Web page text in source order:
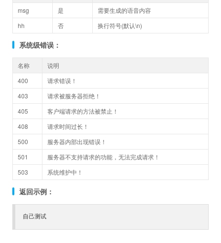
msg
是
需要生成的语音内容
hh
否 换行符号(默认\n)
系统级错误：
名称
说明
400
请求错误！
403
请求被服务器拒绝！
405
客户端请求的方法被禁止！
408
请求时间过长！
500
服务器内部出现错误！
501
服务器不支持请求的功能，无法完成请求！
503
系统维护中！
返回示例：
自己测试